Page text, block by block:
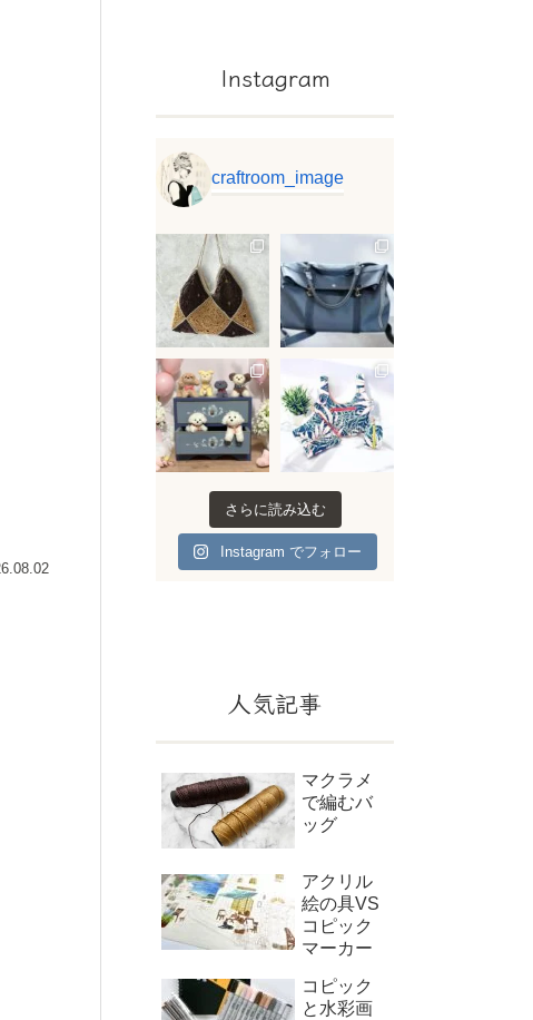
Instagram
craftroom_image
さらに読み込む
Instagram でフォロー
人気記事
マクラメ
で編むバ
ッグ
アクリル
絵の具VS
コピック
マーカー
コピック
と水彩画